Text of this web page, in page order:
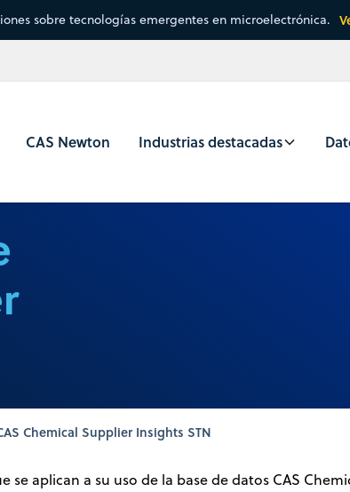
sobre tecnologías emergentes en microelectrónica.
CAS Newton Industrias destacadas
Chemical Supplier Insights STN
se aplican a su uso de la base de datos CAS